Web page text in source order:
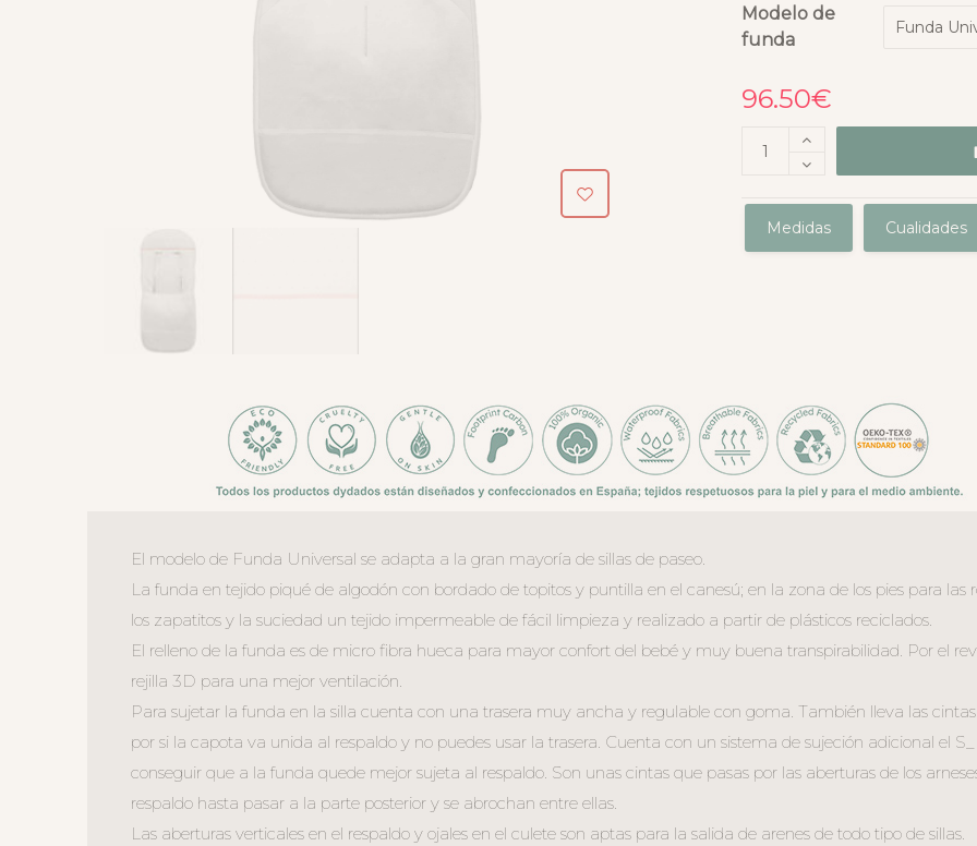
Modelo de
funda
96.50€
Medidas Cualidades
El modelo de Funda Universal se adapta a la gran mayoría de sillas de paseo.
La funda en tejido piqué de algodón con bordado de topitos y puntilla en el canesú; en la zona de los pies para las
los zapatitos y la suciedad un tejido impermeable de fácil limpieza y realizado a partir de plásticos reciclados.
El relleno de la funda es de micro fibra hueca para mayor confort del bebé y muy buena transpirabilidad. Por el
rejilla 3D para una mejor ventilación.
Para sujetar la funda en la silla cuenta con una trasera muy ancha y regulable con goma. También lleva las
por si la capota va unida al respaldo y no puedes usar la trasera. Cuenta con un sistema de sujeción adicional el
conseguir que a la funda quede mejor sujeta al respaldo. Son unas cintas que pasas por las aberturas de los
respaldo hasta pasar a la parte posterior y se abrochan entre ellas.
Las aberturas verticales en el respaldo y ojales en el culete son aptas para la salida de arenes de todo tipo de sillas.